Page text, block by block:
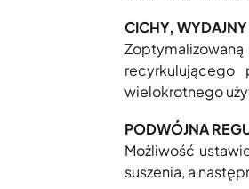
CICHY, WYDAJNY
wielokrotnego
PODWÓJNA
Możliwość
suszenia, a